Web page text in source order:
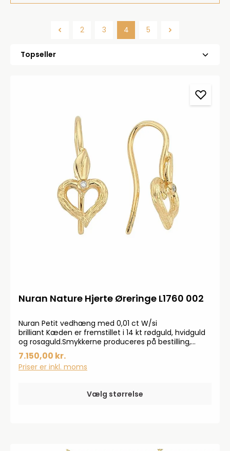
Side
2 Side
3 Side
4 Side
5
Nuran Nature Hjerte Øreringe L1760 002
Nuran Petit vedhæng med 0,01 ct W/si
brilliant Kæden er fremstillet i 14 kt rødguld, hvidguld
og rosaguld.Smykkerne produceres på bestilling,
forvent derfor en leveringstid på op til 14 dageHar du
specielle ønsker, kontakt da gerne kundeservice på
info@bendixen-thisted.dk eller Tlf: 97 92 02 31Der
7.150,00 kr.
Priser er inkl. moms
Vælg størrelse